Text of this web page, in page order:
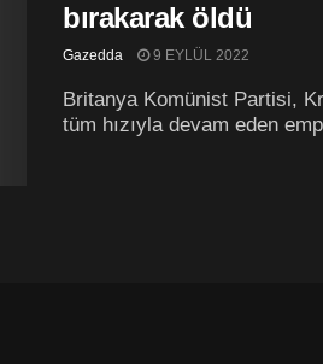
bırakarak öldü
Gazedda 9 EYLÜL 2022
Britanya Komünist Partisi,
tüm hızıyla devam eden